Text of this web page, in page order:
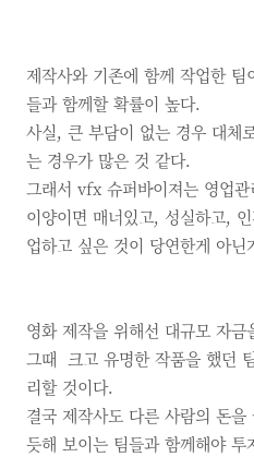
제작사와 기존에 함께 작업한 팀
들과 함께할 확률이 높다.
사실, 큰 부담이 없는 경우 대체
는 경우가 많은 것 같다.
그래서 vfx 슈퍼바이져는 영업
이양이면 매너있고, 성실하고,
업하고 싶은 것이 당연한게 아닌
영화 제작을 위해선 대규모 자금
그때 크고 유명한 작품을 했던
리할 것이다.
결국 제작사도 다른 사람의 돈을
듯해 보이는 팀들과 함께해야 투